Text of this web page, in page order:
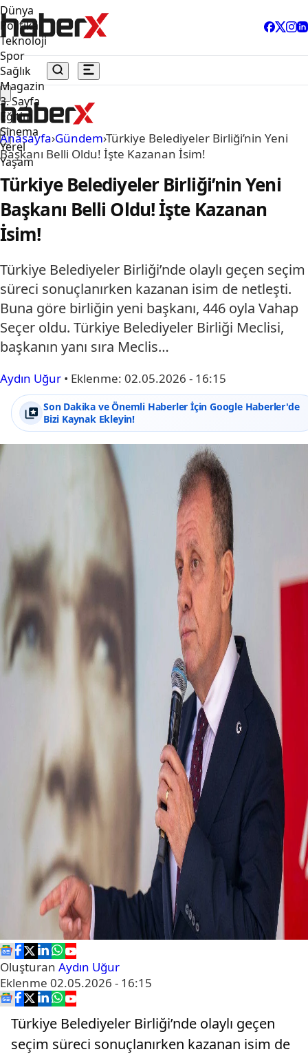
Dünya
Politika
Teknoloji
Spor
Sağlık
Magazin
3. Sayfa
Eğitim
Sinema
Yerel
Yaşam
Anasayfa›Gündem›Türkiye Belediyeler Birliği’nin Yeni
Başkanı Belli Oldu! İşte Kazanan İsim!
Türkiye Belediyeler Birliği’nin Yeni
Başkanı Belli Oldu! İşte Kazanan
İsim!
Türkiye Belediyeler Birliği’nde olaylı geçen seçim
süreci sonuçlanırken kazanan isim de netleşti.
Buna göre birliğin yeni başkanı, 446 oyla Vahap
Seçer oldu. Türkiye Belediyeler Birliği Meclisi,
başkanın yanı sıra Meclis…
Aydın Uğur • Eklenme: 02.05.2026 - 16:15
Son Dakika ve Önemli Haberler İçin Google Haberler'de
Bizi Kaynak Ekleyin!
Oluşturan Aydın Uğur
Eklenme 02.05.2026 - 16:15
Türkiye Belediyeler Birliği’nde olaylı geçen
seçim süreci sonuçlanırken kazanan isim de